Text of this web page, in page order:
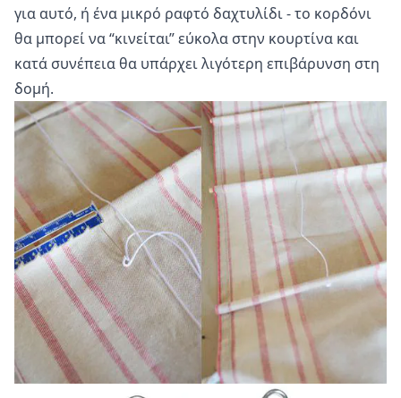
για αυτό, ή ένα μικρό ραφτό δαχτυλίδι - το κορδόνι
θα μπορεί να “κινείται” εύκολα στην κουρτίνα και
κατά συνέπεια θα υπάρχει λιγότερη επιβάρυνση στη
δομή.